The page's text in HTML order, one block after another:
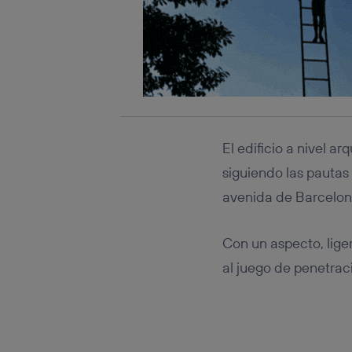
El edificio a nivel
siguiendo las
avenida de
Con un aspecto,
al juego de
Si
hayan
Puedes
inferior
Para